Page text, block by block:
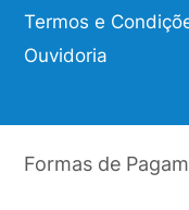
Termos e
Ouvidoria
Formas de